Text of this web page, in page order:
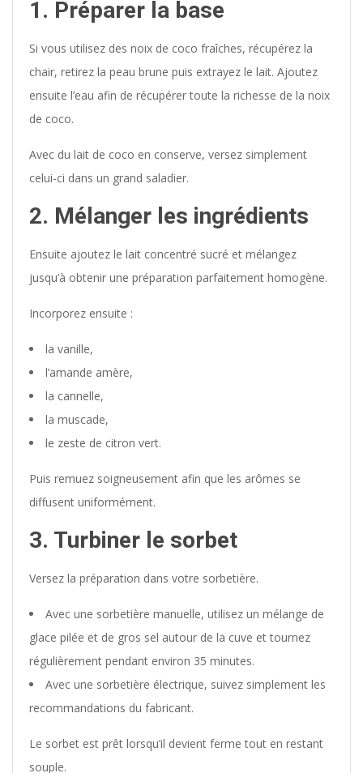
1. Préparer la base
Si vous utilisez des noix de coco fraîches, récupérez la
chair, retirez la peau brune puis extrayez le lait. Ajoutez
ensuite l’eau afin de récupérer toute la richesse de la noix
de coco.
Avec du lait de coco en conserve, versez simplement
celui-ci dans un grand saladier.
2. Mélanger les ingrédients
Ensuite ajoutez le lait concentré sucré et mélangez
jusqu’à obtenir une préparation parfaitement homogène.
Incorporez ensuite :
la vanille,
l’amande amère,
la cannelle,
la muscade,
le zeste de citron vert.
Puis remuez soigneusement afin que les arômes se
diffusent uniformément.
3. Turbiner le sorbet
Versez la préparation dans votre sorbetière.
Avec une sorbetière manuelle, utilisez un mélange de
glace pilée et de gros sel autour de la cuve et tournez
régulièrement pendant environ 35 minutes.
Avec une sorbetière électrique, suivez simplement les
recommandations du fabricant.
Le sorbet est prêt lorsqu’il devient ferme tout en restant
souple.